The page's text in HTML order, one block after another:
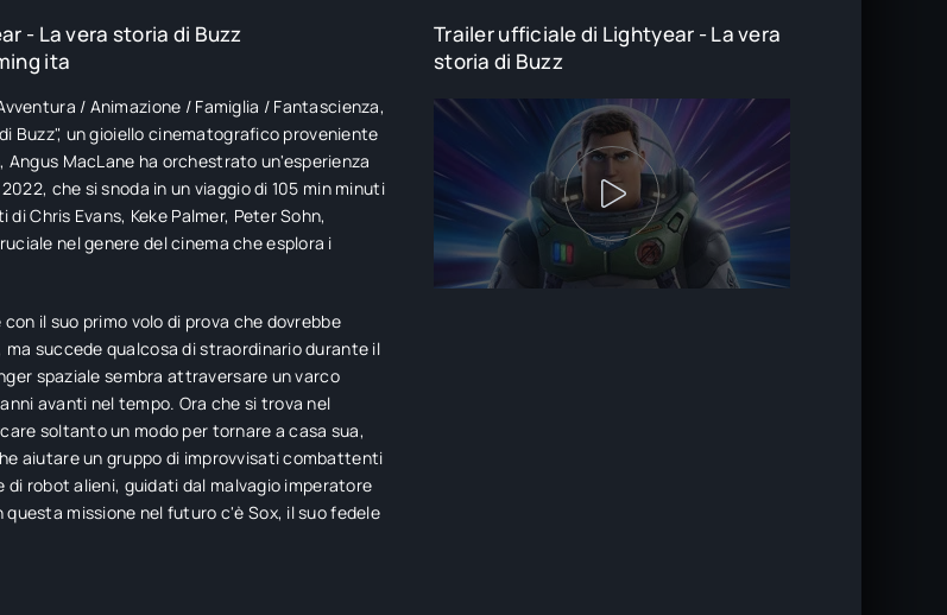
- La vera storia di Buzz
ita
/ Animazione / Famiglia / Fantascienza,
Buzz", un gioiello cinematografico proveniente
MacLane ha orchestrato un'esperienza
che si snoda in un viaggio di 105 min minuti
Chris Evans, Keke Palmer, Peter Sohn,
nel genere del cinema che esplora i
il suo primo volo di prova che dovrebbe
succede qualcosa di straordinario durante il
spaziale sembra attraversare un varco
avanti nel tempo. Ora che si trova nel
soltanto un modo per tornare a casa sua,
aiutare un gruppo di improvvisati combattenti
di robot alieni, guidati dal malvagio imperatore
missione nel futuro c'è Sox, il suo fedele
Trailer ufficiale di Lightyear - La vera
storia di Buzz